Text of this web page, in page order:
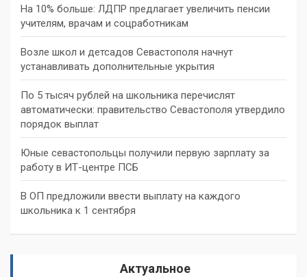
На 10% больше: ЛДПР предлагает увеличить пенсии
учителям, врачам и соцработникам
Возле школ и детсадов Севастополя начнут
устанавливать дополнительные укрытия
По 5 тысяч рублей на школьника перечислят
автоматически: правительство Севастополя утвердило
порядок выплат
Юные севастопольцы получили первую зарплату за
работу в ИТ-центре ПСБ
В ОП предложили ввести выплату на каждого
школьника к 1 сентября
Актуальное